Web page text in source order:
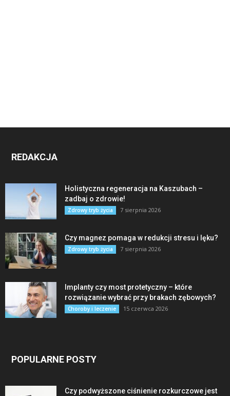
REDAKCJA
Holistyczna regeneracja na Kaszubach –
zadbaj o zdrowie!
Zdrowy tryb życia 7 sierpnia 2026
Czy magnez pomaga w redukcji stresu i lęku?
Zdrowy tryb życia 7 sierpnia 2026
Implanty czy most protetyczny – które
rozwiązanie wybrać przy brakach zębowych?
Choroby i leczenie 15 czerwca 2026
POPULARNE POSTY
Czy podwyższone ciśnienie rozkurczowe jest